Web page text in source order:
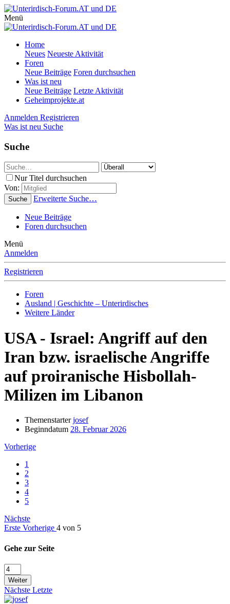
Menü
Home
Neues Neueste Aktivität
Foren
Neue Beiträge Foren durchsuchen
Was ist neu
Neue Beiträge Letzte Aktivität
Geheimprojekte.at
Anmelden Registrieren
Was ist neu Suche
Suche
Nur Titel durchsuchen
Von:
Suche Erweiterte Suche…
Neue Beiträge
Foren durchsuchen
Menü
Anmelden
Registrieren
Foren
Ausland | Geschichte – Unterirdisches
Weitere Länder
USA - Israel: Angriff auf den
Iran bzw. israelische Angriffe
auf proiranische Hisbollah-
Milizen im Libanon
Themenstarter josef
Beginndatum 28. Februar 2026
Vorherige
1
2
3
4
5
Nächste
Erste Vorherige 4 von 5
Gehe zur Seite
Weiter
Nächste Letzte